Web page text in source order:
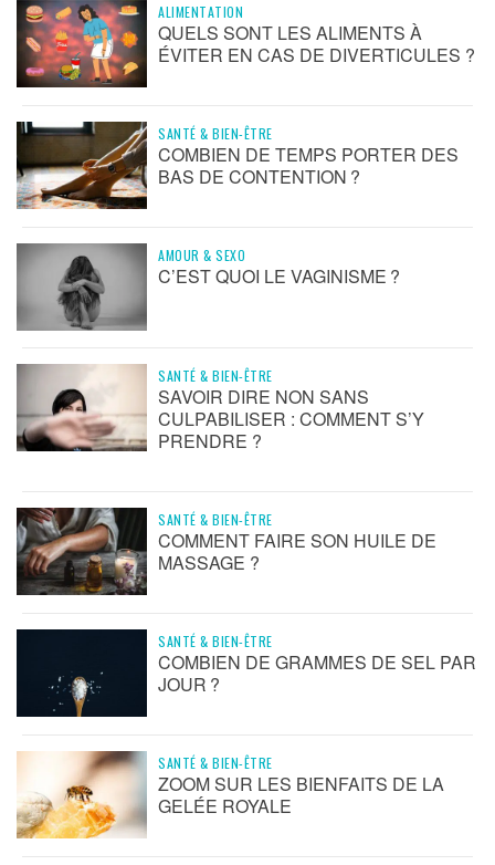
ALIMENTATION
QUELS SONT LES ALIMENTS À
ÉVITER EN CAS DE DIVERTICULES ?
SANTÉ & BIEN-ÊTRE
COMBIEN DE TEMPS PORTER DES
BAS DE CONTENTION ?
AMOUR & SEXO
C’EST QUOI LE VAGINISME ?
SANTÉ & BIEN-ÊTRE
SAVOIR DIRE NON SANS
CULPABILISER : COMMENT S’Y
PRENDRE ?
SANTÉ & BIEN-ÊTRE
COMMENT FAIRE SON HUILE DE
MASSAGE ?
SANTÉ & BIEN-ÊTRE
COMBIEN DE GRAMMES DE SEL PAR
JOUR ?
SANTÉ & BIEN-ÊTRE
ZOOM SUR LES BIENFAITS DE LA
GELÉE ROYALE